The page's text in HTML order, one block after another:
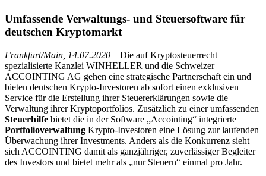
Umfassende Verwaltungs- und Steuersoftware für
deutschen Kryptomarkt
Frankfurt/Main, 14.07.2020 – Die auf Kryptosteuerrecht
spezialisierte Kanzlei WINHELLER und die Schweizer
ACCOINTING AG gehen eine strategische Partnerschaft ein und
bieten deutschen Krypto-Investoren ab sofort einen exklusiven
Service für die Erstellung ihrer Steuererklärungen sowie die
Verwaltung ihrer Kryptoportfolios. Zusätzlich zu einer umfassenden
Steuerhilfe bietet die in der Software „Accointing“ integrierte
Portfolioverwaltung Krypto-Investoren eine Lösung zur laufenden
Überwachung ihrer Investments. Anders als die Konkurrenz sieht
sich ACCOINTING damit als ganzjähriger, zuverlässiger Begleiter
des Investors und bietet mehr als „nur Steuern“ einmal pro Jahr.